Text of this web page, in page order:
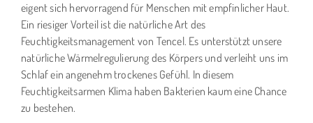
eigent sich hervorragend für Menschen mit empfinlicher Haut.
Ein riesiger Vorteil ist die natürliche Art des
Feuchtigkeitsmanagement von Tencel. Es unterstützt unsere
natürliche Wärmelregulierung des Körpers und verleiht uns im
Schlaf ein angenehm trockenes Gefühl. In diesem
Feuchtigkeitsarmen Klima haben Bakterien kaum eine Chance
zu bestehen.